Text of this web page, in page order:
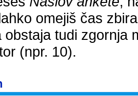
omejiš čas
obstaja tudi zgornja
(npr. 10).